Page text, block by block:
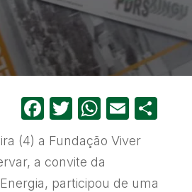
Facebook
TwitterEmail
(4) a Fundação Viver
a convite da
participou de uma